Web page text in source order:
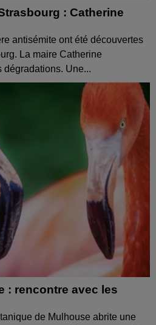
: Catherine
antisémite ont été découvertes
La maire Catherine
dégradations. Une...
: rencontre avec les
de Mulhouse abrite une